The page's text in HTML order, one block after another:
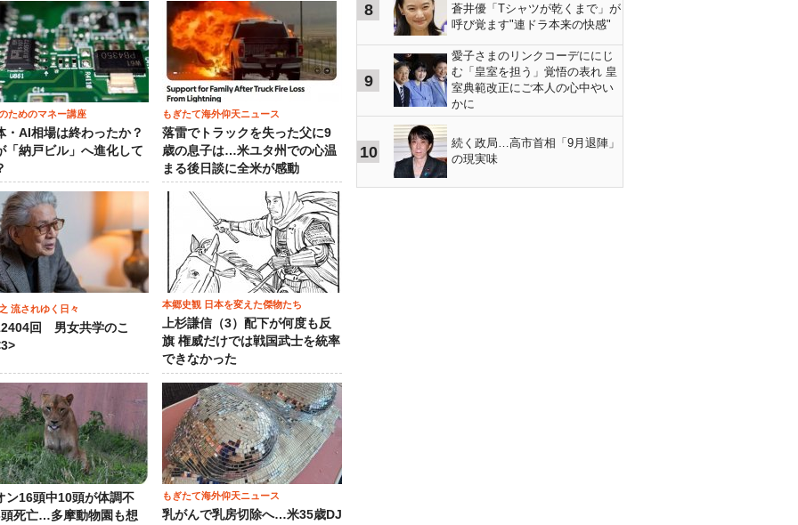
ためのマネー講座
・AI相場は終わったか？
「納戸ビル」へ進化して
もぎたて海外仰天ニュース
落雷でトラックを失った父に9
歳の息子は…米ユタ州での心温
まる後日談に全米が感動
流されゆく日々
回 男女共学のこ
本郷史観 日本を変えた傑物たち
上杉謙信（3）配下が何度も反
旗 権威だけでは戦国武士を統率
できなかった
ン16頭中10頭が体調不
頭死亡…多摩動物園も想
もぎたて海外仰天ニュース
乳がんで乳房切除へ…米35歳DJ
8
蒼井優「Tシャツが乾くまで」が
呼び覚ます"連ドラ本来の快感"
9
愛子さまのリンクコーデににじ
む「皇室を担う」覚悟の表れ 皇
室典範改正にご本人の心中やい
かに
10
続く政局…高市首相「9月退陣」
の現実味